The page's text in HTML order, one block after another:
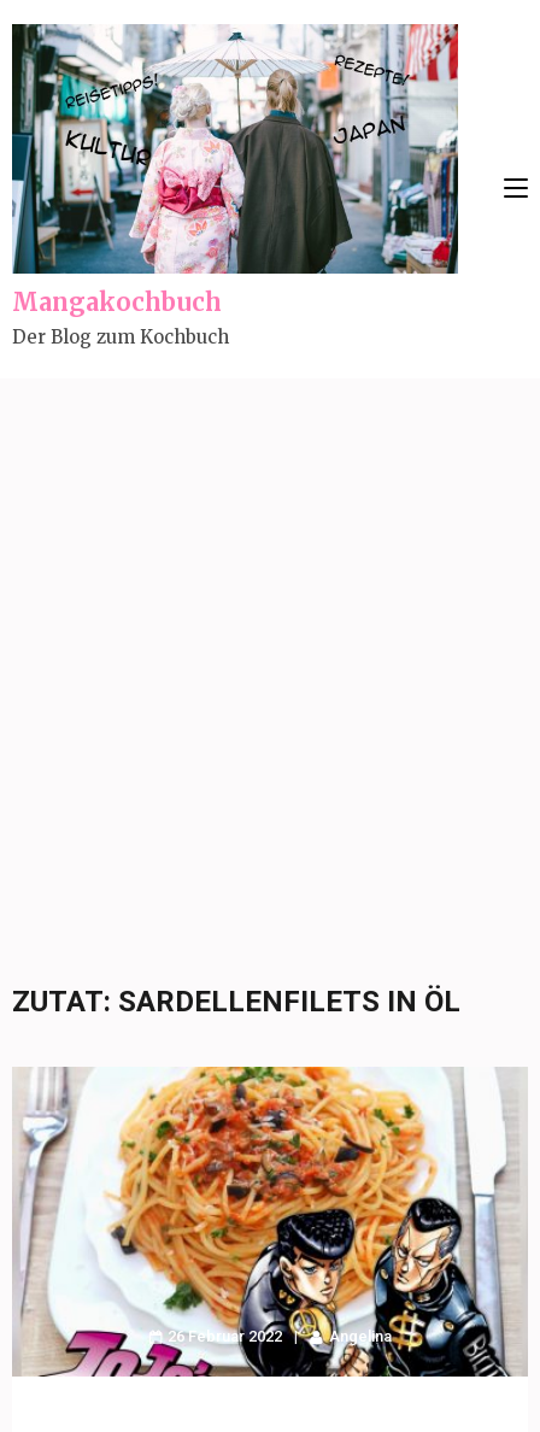
content
(Press
Enter)
Mangakochbuch
Der Blog zum Kochbuch
ZUTAT: SARDELLENFILETS IN ÖL
26 Februar 2022 Angelina